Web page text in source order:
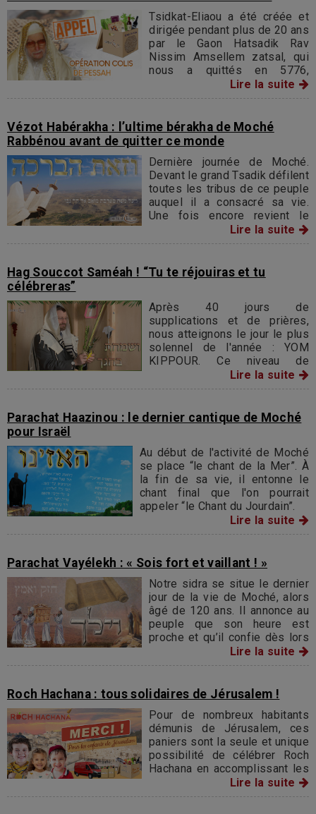
Tsidkat-Eliaou a été créée et
dirigée pendant plus de 20 ans
par le Gaon Hatsadik Rav
Nissim Amsellem zatsal, qui
nous a quittés en 5776,
disciple et beau-frère de
Sidna Baba Salé zatsal.
Lire la suite
Vézot Habérakha : l’ultime bérakha de Moché
Rabbénou avant de quitter ce monde
Dernière journée de Moché.
Devant le grand Tsadik défilent
toutes les tribus de ce peuple
auquel il a consacré sa vie.
Une fois encore revient le
souvenir du Sinaï, le souvenir
de cette révélation où la Torah
de l'Éternel
Lire la suite
Hag Souccot Saméah ! “Tu te réjouiras et tu
célébreras”
Après 40 jours de
supplications et de prières,
nous atteignons le jour le plus
solennel de l'année : YOM
KIPPOUR. Ce niveau de
purification va nous permettre
de fêter Souccot, ou la fête
notre gratitude à Hachem en
souvenir de Sa protection et
années de la traversée du
désert.
Lire la suite
Parachat Haazinou : le dernier cantique de Moché
pour Israël
Au début de l'activité de Moché
se place “le chant de la Mer”. À
la fin de sa vie, il entonne le
chant final que l'on pourrait
appeler “le Chant du Jourdain”.
Lire la suite
Parachat Vayélekh : « Sois fort et vaillant ! »
Notre sidra se situe le dernier
jour de la vie de Moché, alors
âgé de 120 ans. Il annonce au
peuple que son heure est
proche et qu’il confie dès lors
sa destinée à son successeur
Yéochoua
Lire la suite
Roch Hachana : tous solidaires de Jérusalem !
Pour de nombreux habitants
démunis de Jérusalem, ces
paniers sont la seule et unique
possibilité de célébrer Roch
Hachana en accomplissant les
mitsvot du Seder et en récitant
les bérakhot (bénédictions)
Lire la suite